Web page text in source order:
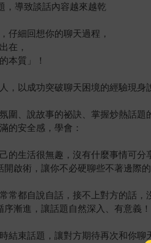
導致談話內容越來越乾
仔細回想你的聊天過程，
在，
本質」！
，以成功突破聊天困境的經驗現身
圍、說故事的祕訣、掌握炒熱話
的安全感，學會：
的生活很無趣，沒有什麼事情可分
啟術，讓你不必硬聊些不著邊際的
常都自說自話，接不上對方的話，
漸進，讓話題自然深入、有意義！
結束話題，讓對方期待再次和你聊